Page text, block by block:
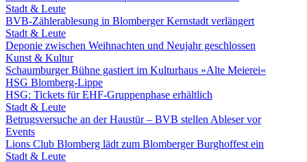
Stadt & Leute
BVB-Zählerablesung in Blomberger Kernstadt verlängert
Stadt & Leute
Deponie zwischen Weihnachten und Neujahr geschlossen
Kunst & Kultur
Schaumburger Bühne gastiert im Kulturhaus »Alte Meierei«
HSG Blomberg-Lippe
HSG: Tickets für EHF-Gruppenphase erhältlich
Stadt & Leute
Betrugsversuche an der Haustür – BVB stellen Ableser vor
Events
Lions Club Blomberg lädt zum Blomberger Burghoffest ein
Stadt & Leute